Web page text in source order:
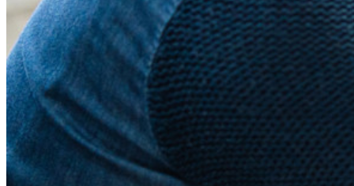
メールエイリアスの統合
クロスプラットフォームで無制限のデバイス
ビジネスプランのトップ機能
Access Intelligence
ディレクトリ統合
sso-統合
Self-hosting Bitwarden